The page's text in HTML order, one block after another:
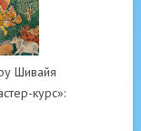
Шивайя
курс»: